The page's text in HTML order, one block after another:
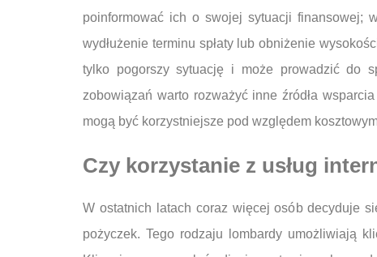
poinformować ich o swojej sytuacji finansowej;
wydłużenie terminu spłaty lub obniżenie
tylko pogorszy sytuację i może prowadzić do
zobowiązań warto rozważyć inne źródła
mogą być korzystniejsze pod względem
Czy korzystanie z usług
W ostatnich latach coraz więcej osób decyduje
pożyczek. Tego rodzaju lombardy umożliwiają